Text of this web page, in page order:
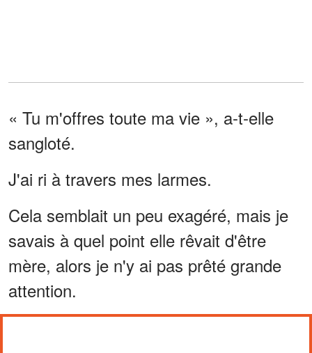
« Tu m'offres toute ma vie », a-t-elle
sangloté.
J'ai ri à travers mes larmes.
Cela semblait un peu exagéré, mais je
savais à quel point elle rêvait d'être
mère, alors je n'y ai pas prêté grande
attention.